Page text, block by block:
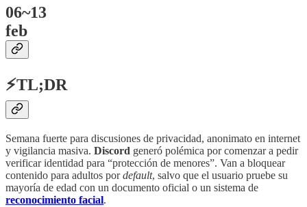
06~13
feb
⚡TL;DR
Semana fuerte para discusiones de privacidad, anonimato en internet
y vigilancia masiva. Discord generó polémica por comenzar a pedir
verificar identidad para “protección de menores”. Van a bloquear
contenido para adultos pordefault, salvo que el usuario pruebe su
mayoría de edad con un documento oficial o un sistema de
reconocimiento facial.